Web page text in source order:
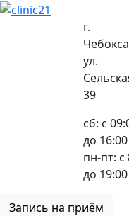
г.
ул.
39
сб: с
до 16:00
пн-пт: с
до 19:00
Запись на приём